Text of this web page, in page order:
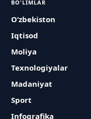
BO'LIMLAR
O‘zbekiston
Iqtisod
Moliya
Texnologiyalar
Madaniyat
Sport
Infografika